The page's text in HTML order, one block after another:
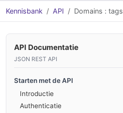
Kennisbank API Domains : tags
API Documentatie
JSON REST API
Starten met de API
Introductie
Authenticatie